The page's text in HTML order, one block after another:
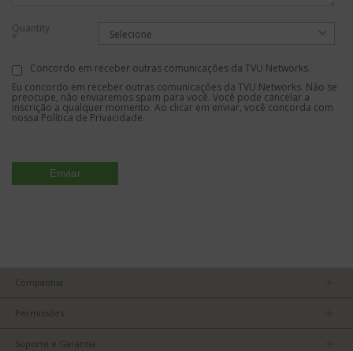
Quantity
* Selecione
Concordo em receber outras comunicações da TVU Networks.
Eu concordo em receber outras comunicações da TVU Networks. Não se
preocupe, não enviaremos spam para você. Você pode cancelar a
inscrição a qualquer momento. Ao clicar em enviar, você concorda com
nossa Política de Privacidade.
Companhia
Parceiros
Permissões
Suporte e Garantia